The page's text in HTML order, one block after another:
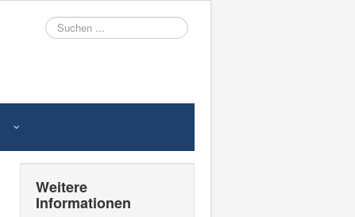
Suche
Weitere
Informationen